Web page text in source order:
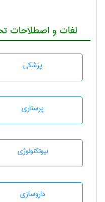
لغات و اصطلاحات
پزشكی
پرستاری
بيوتكنولوژی
داروسازی